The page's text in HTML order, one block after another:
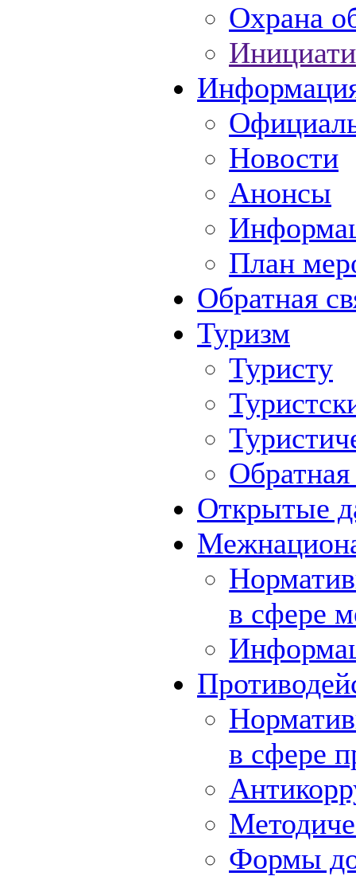
Охрана
Новости
Анонсы
План
Обратная
Туризм
Туристу
Обратная
Открытые
в сфере
в сфере
Формы